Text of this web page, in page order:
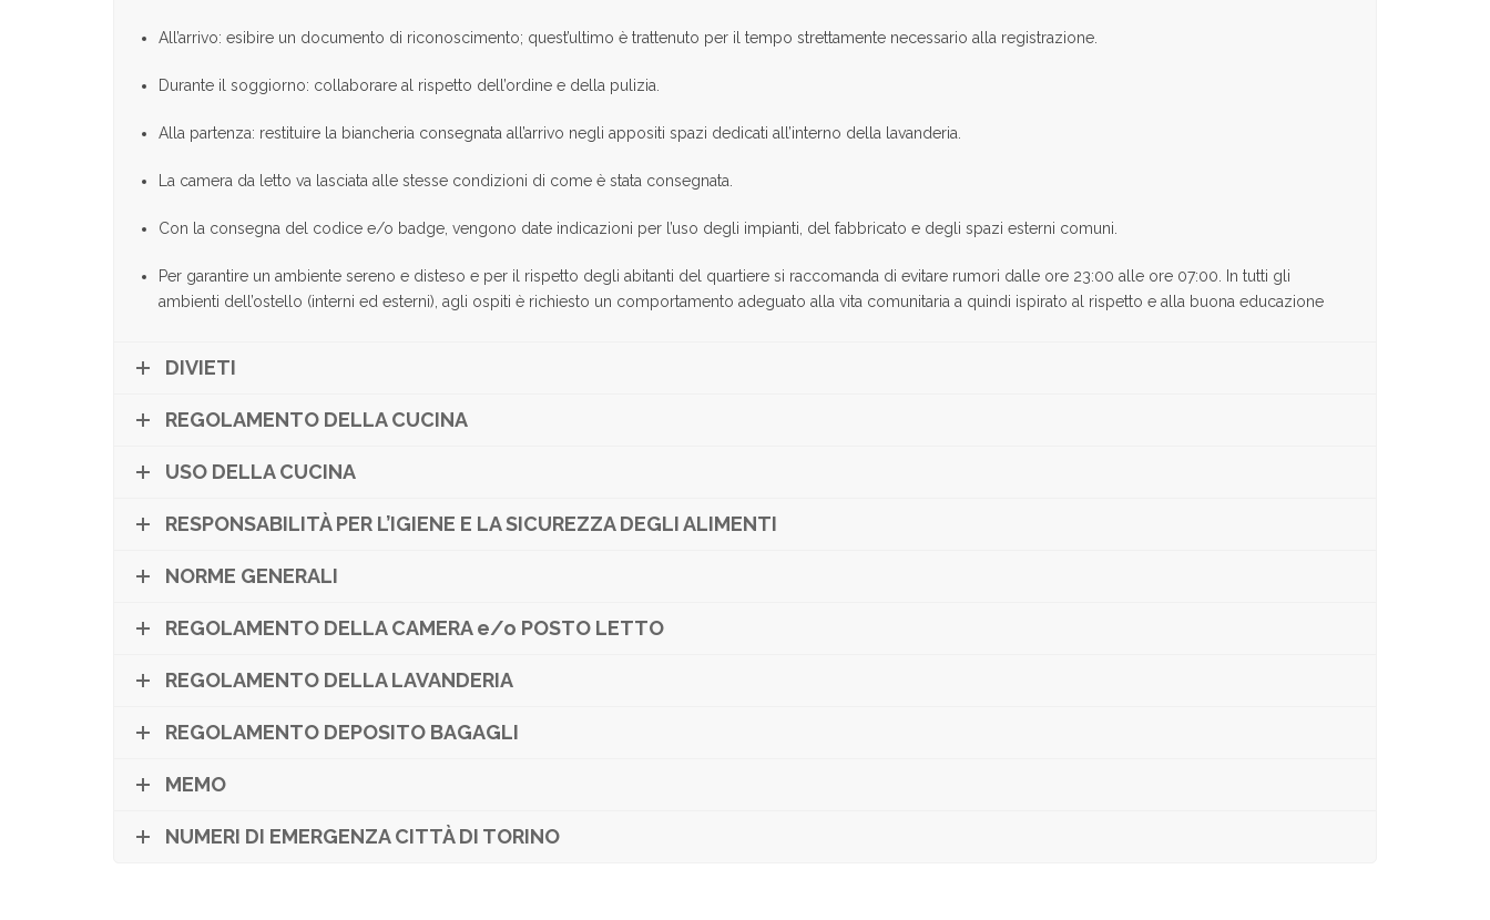
All’arrivo: esibire un documento di riconoscimento; quest’ultimo è trattenuto per il tempo strettamente necessario alla registrazione.
Durante il soggiorno: collaborare al rispetto dell’ordine e della pulizia.
Alla partenza: restituire la biancheria consegnata all’arrivo negli appositi spazi dedicati all’interno della lavanderia.
La camera da letto va lasciata alle stesse condizioni di come è stata consegnata.
Con la consegna del codice e/o badge, vengono date indicazioni per l’uso degli impianti, del fabbricato e degli spazi esterni comuni.
Per garantire un ambiente sereno e disteso e per il rispetto degli abitanti del quartiere si raccomanda di evitare rumori dalle ore 23:00 alle ore 07:00. In tutti gli
ambienti dell’ostello (interni ed esterni), agli ospiti è richiesto un comportamento adeguato alla vita comunitaria a quindi ispirato al rispetto e alla buona educazione
DIVIETI
REGOLAMENTO DELLA CUCINA
USO DELLA CUCINA
RESPONSABILITÀ PER L’IGIENE E LA SICUREZZA DEGLI ALIMENTI
NORME GENERALI
REGOLAMENTO DELLA CAMERA e/o POSTO LETTO
REGOLAMENTO DELLA LAVANDERIA
REGOLAMENTO DEPOSITO BAGAGLI
MEMO
NUMERI DI EMERGENZA CITTÀ DI TORINO